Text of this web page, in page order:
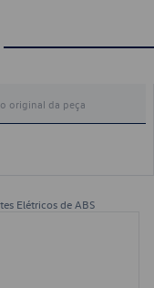
Elétricos de ABS